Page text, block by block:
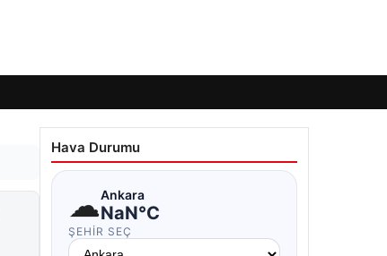
Hava Durumu
☁Ankara
NaN°C
ŞEHIR SEÇ